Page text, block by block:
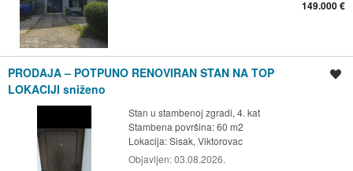
149.000 €
PRODAJA – POTPUNO RENOVIRAN STAN NA TOP
LOKACIJI sniženo
Stan u stambenoj zgradi, 4. kat
Stambena površina: 60 m2
Lokacija:Sisak, Viktorovac
Objavljen:03.08.2026.